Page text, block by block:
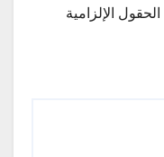
الحقول الإلزامية